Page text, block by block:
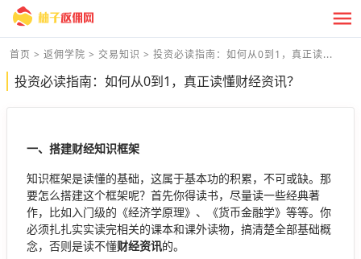
首页 > 返佣学院 > 交易知识 > 投资必读指南：如何从0到1，真正读...
投资必读指南：如何从0到1，真正读懂财经资讯？
一、搭建财经知识框架
知识框架是读懂的基础，这属于基本功的积累，不可或缺。那
要怎么搭建这个框架呢？首先你得读书，尽量读一些经典著
作，比如入门级的《经济学原理》、《货币金融学》等等。你
必须扎扎实实读完相关的课本和课外读物，搞清楚全部基础概
念，否则是读不懂财经资讯的。